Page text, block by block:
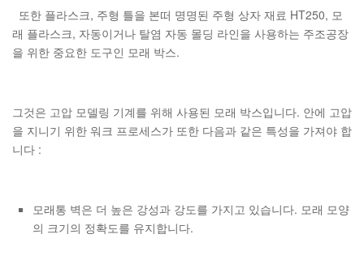
또한 플라스크, 주형 틀을 본떠 명명된 주형 상자 재료 HT250, 모
래 플라스크, 자동이거나 탈염 자동 몰딩 라인을 사용하는 주조공장
을 위한 중요한 도구인 모래 박스.
그것은 고압 모델링 기계를 위해 사용된 모래 박스입니다. 안에 고압
을 지니기 위한 워크 프로세스가 또한 다음과 같은 특성을 가져야 합
니다 :
모래통 벽은 더 높은 강성과 강도를 가지고 있습니다. 모래 모양
의 크기의 정확도를 유지합니다.